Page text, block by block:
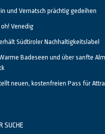
und Vernatsch prächtig gedeihen
Venedig
Südtiroler Nachhaltigkeitslabel
Badeseen und über sanfte
neuen, kostenfreien Pass für
SUCHE